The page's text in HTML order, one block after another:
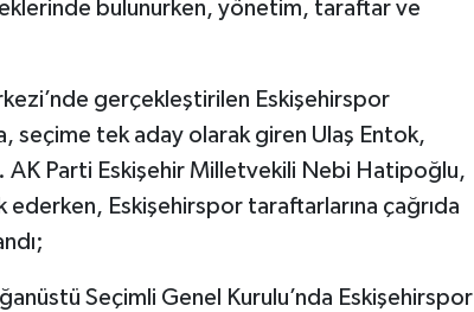
bulunurken, yönetim, taraftar ve
gerçekleştirilen Eskişehirspor
seçime tek aday olarak giren Ulaş Entok,
AK Parti Eskişehir Milletvekili Nebi Hatipoğlu,
Eskişehirspor taraftarlarına çağrıda
Seçimli Genel Kurulu’nda Eskişehirspor